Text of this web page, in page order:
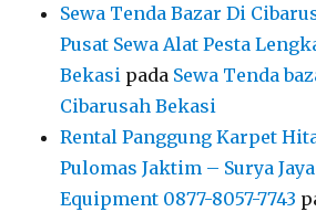
Sewa Tenda Bazar Di
Pusat Sewa Alat Pesta
Bekasi pada Sewa Tenda
Cibarusah Bekasi
Rental Panggung Karpet
Pulomas Jaktim – Surya
Equipment 0877-8057-7743